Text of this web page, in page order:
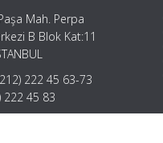
Mah. Perpa
B Blok Kat:11
222 45 63-73
222 45 83